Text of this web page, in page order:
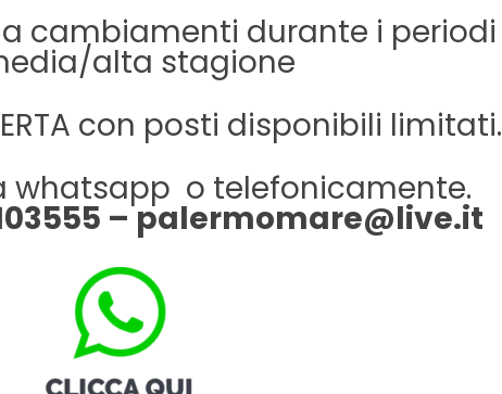
cambiamenti durante i periodi
alta stagione
con posti disponibili limitati.
whatsapp o telefonicamente.
– palermomare@live.it